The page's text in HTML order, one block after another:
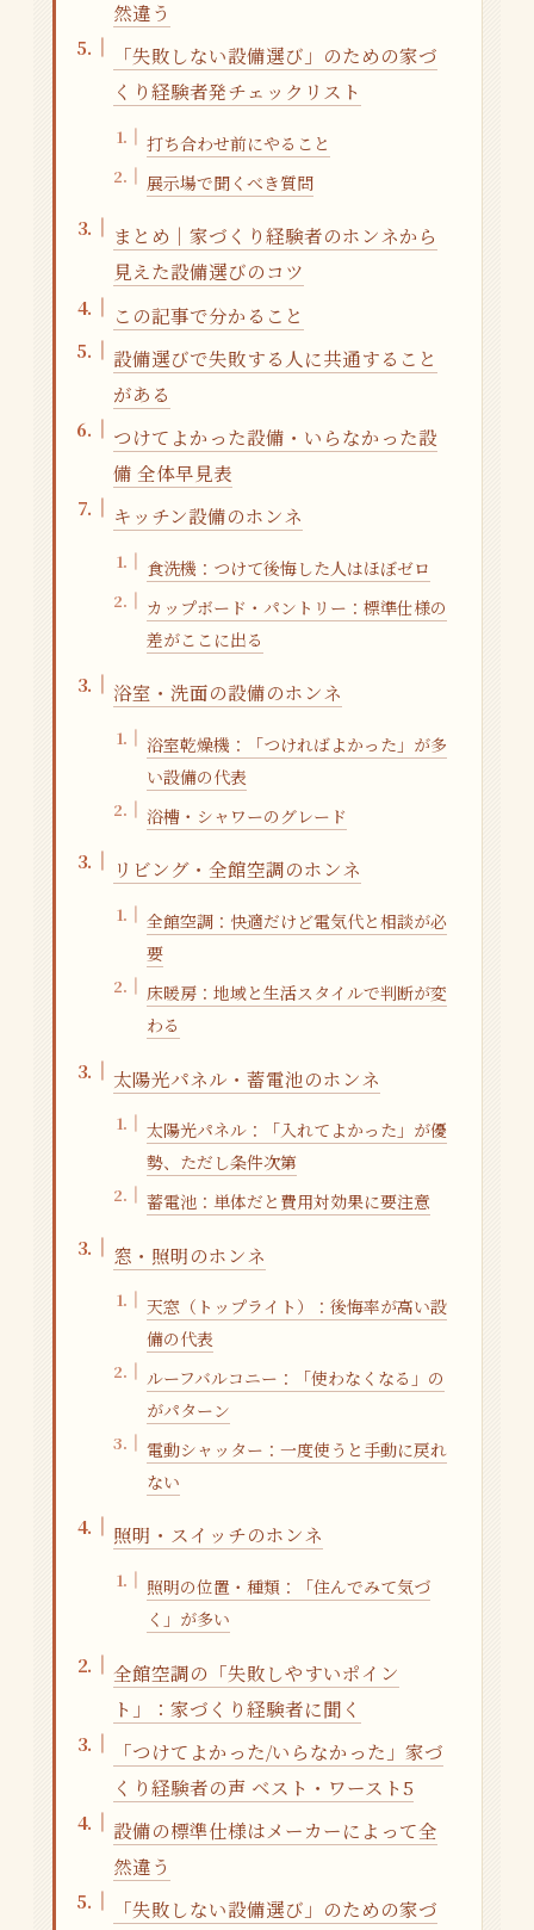
然違う
「失敗しない設備選び」のための家づ
くり経験者発チェックリスト
打ち合わせ前にやること
展示場で聞くべき質問
まとめ｜家づくり経験者のホンネから
見えた設備選びのコツ
この記事で分かること
設備選びで失敗する人に共通すること
がある
つけてよかった設備・いらなかった設
備 全体早見表
キッチン設備のホンネ
食洗機：つけて後悔した人はほぼゼロ
カップボード・パントリー：標準仕様の
差がここに出る
浴室・洗面の設備のホンネ
浴室乾燥機：「つければよかった」が多
い設備の代表
浴槽・シャワーのグレード
リビング・全館空調のホンネ
全館空調：快適だけど電気代と相談が必
要
床暖房：地域と生活スタイルで判断が変
わる
太陽光パネル・蓄電池のホンネ
太陽光パネル：「入れてよかった」が優
勢、ただし条件次第
蓄電池：単体だと費用対効果に要注意
窓・照明のホンネ
天窓（トップライト）：後悔率が高い設
備の代表
ルーフバルコニー：「使わなくなる」の
がパターン
電動シャッター：一度使うと手動に戻れ
ない
照明・スイッチのホンネ
照明の位置・種類：「住んでみて気づ
く」が多い
全館空調の「失敗しやすいポイン
ト」：家づくり経験者に聞く
「つけてよかった/いらなかった」家づ
くり経験者の声 ベスト・ワースト5
設備の標準仕様はメーカーによって全
然違う
「失敗しない設備選び」のための家づ